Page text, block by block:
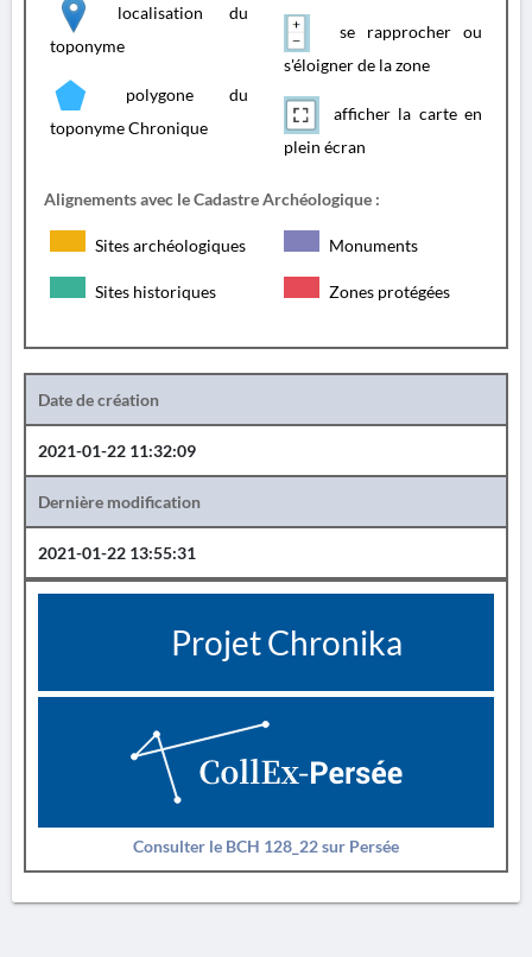
localisation du
toponyme
polygone du
toponyme Chronique
se rapprocher ou
s'éloigner de la zone
afficher la carte en
plein écran
Alignements avec le Cadastre Archéologique :
Sites archéologiques Monuments
Sites historiques Zones protégées
Date de création
2021-01-22 11:32:09
Dernière modification
2021-01-22 13:55:31
Projet Chronika
Consulter le BCH 128_22 sur Persée